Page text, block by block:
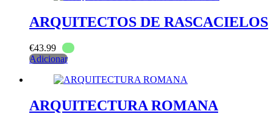
ARQUITECTOS DE RASCACIELOS
€43.99
Adicionar
ARQUITECTURA ROMANA